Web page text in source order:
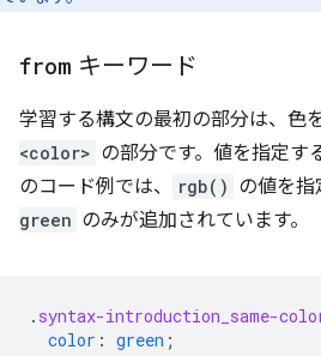
from キーワード
学習する構文の最初の部分は、色
<color> の部分です。値を指定す
のコード例では、
rgb() の値を指
green のみが追加されています。
. syntax-introduction_same-
color : green ;